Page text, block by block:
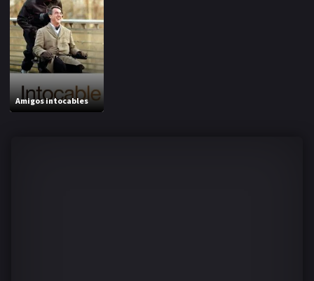
Amigos intocables